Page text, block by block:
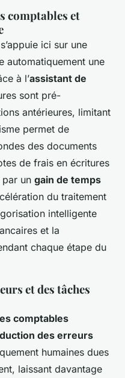
comptables et
s’appuie ici sur une
automatiquement une
à l’assistant de
sont pré-
antérieures, limitant
permet de
des documents
de frais en écritures
un gain de temps
du traitement
intelligente
et la
chaque étape du
et des tâches
comptables
des erreurs
humaines dues
laissant davantage